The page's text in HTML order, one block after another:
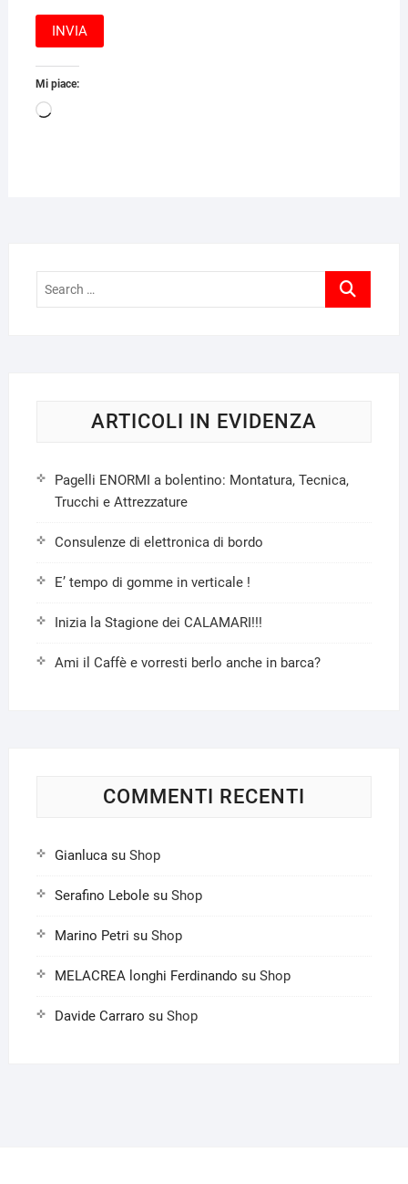
Mi piace:
Caricamento
Search
ARTICOLI IN EVIDENZA
Pagelli ENORMI a bolentino: Montatura, Tecnica,
Trucchi e Attrezzature
Consulenze di elettronica di bordo
E’ tempo di gomme in verticale !
Inizia la Stagione dei CALAMARI!!!
Ami il Caffè e vorresti berlo anche in barca?
COMMENTI RECENTI
Gianlucasu Shop
Serafino Lebolesu Shop
Marino Petri su Shop
MELACREA longhi Ferdinando su Shop
Davide Carraro su Shop